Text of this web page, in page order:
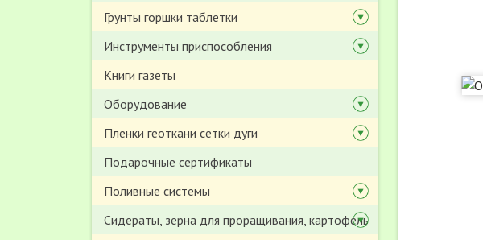
Грунты горшки таблетки
Инструменты приспособления
Книги газеты
Оборудование
Пленки геоткани сетки дуги
Подарочные сертификаты
Поливные системы
Сидераты, зерна для проращивания, картофель